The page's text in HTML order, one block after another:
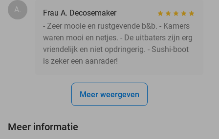
A.
Frau A. Decosemaker
- Zeer mooie en rustgevende b&b. - Kamers
waren mooi en netjes. - De uitbaters zijn erg
vriendelijk en niet opdringerig. - Sushi-boot
is zeker een aanrader!
Meer weergeven
Meer informatie